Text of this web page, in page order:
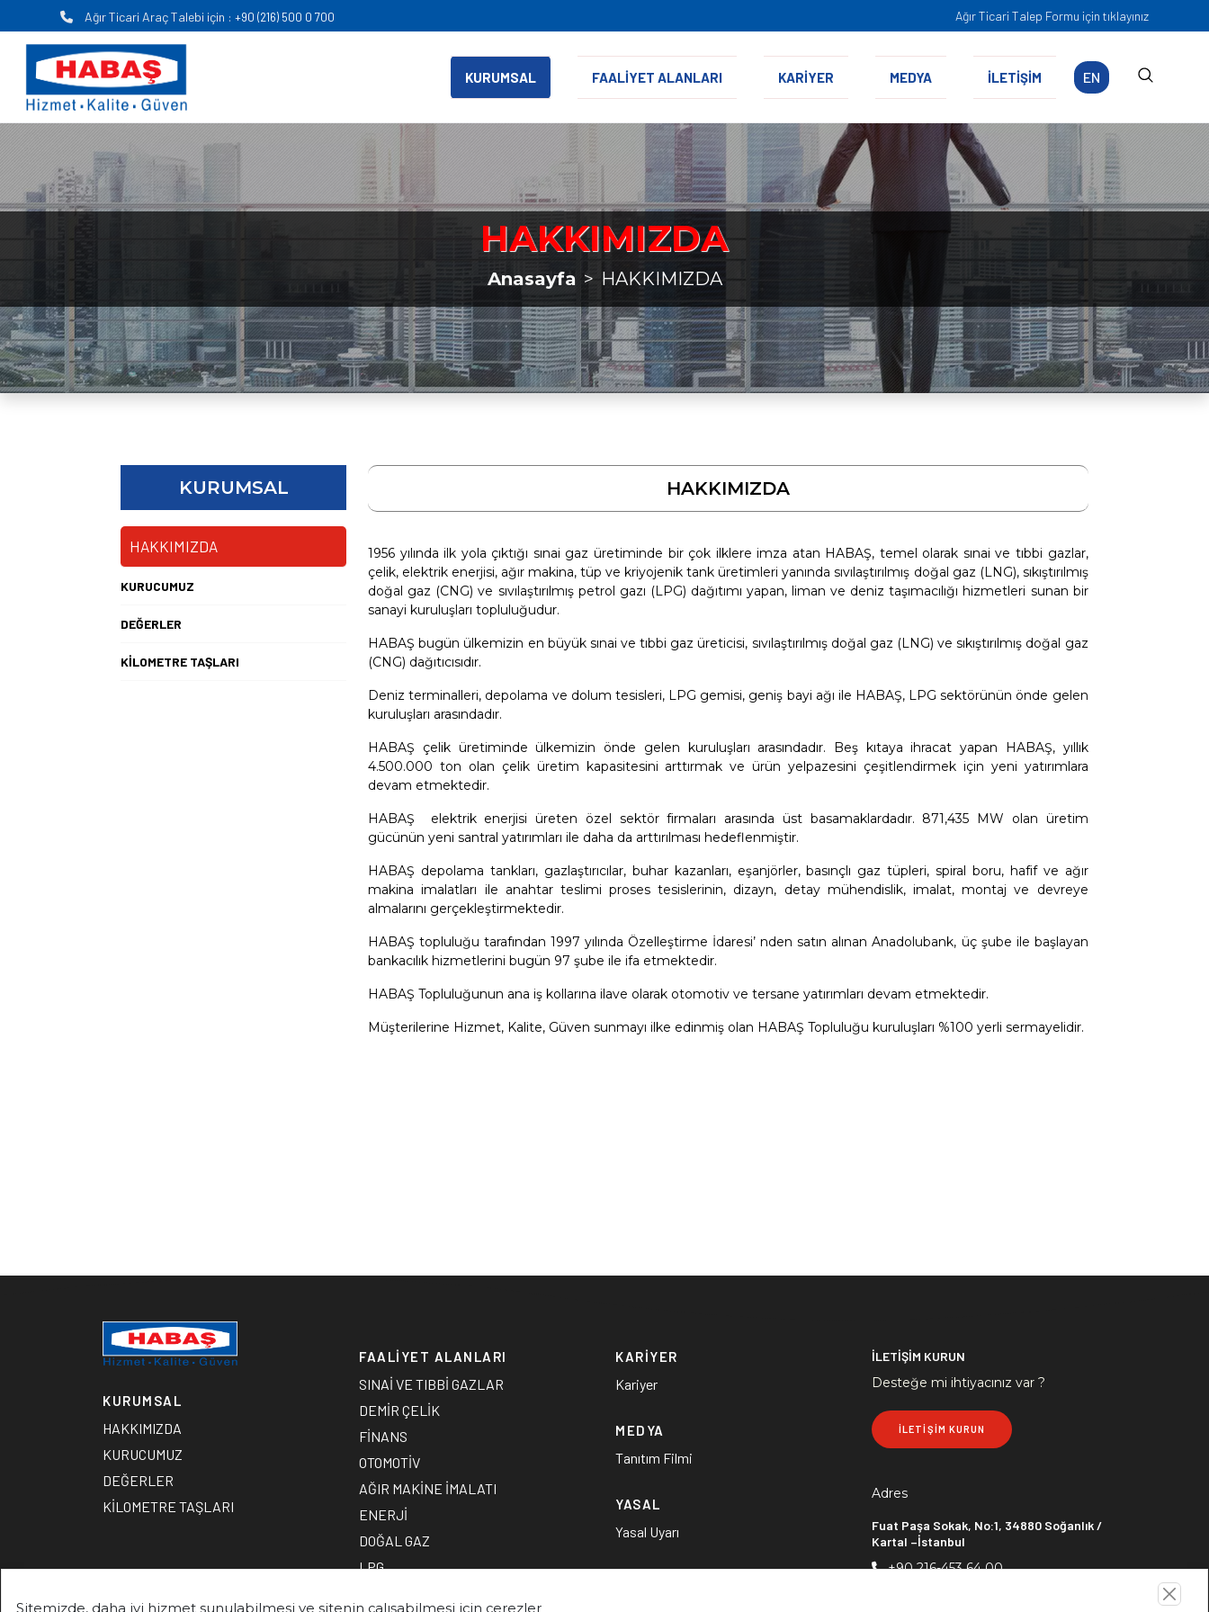
Ağır Ticari Araç Talebi için :+90 (216) 500 0 700 Ağır Ticari Talep Formu için tıklayınız
Sitemizde, daha iyi hizmet sunulabilmesi ve sitenin çalışabilmesi için çerezler
KURUMSAL FAALİYET ALANLARI KARİYER MEDYA İLETİŞİM EN
Anasayfa
KURUMSAL
FAALİYET ALANLARI
KARİYER
HAKKIMIZDA
Anasayfa HAKKIMIZDA
KURUMSAL
HAKKIMIZDA
KURUCUMUZ
DEĞERLER
KİLOMETRE TAŞLARI
HAKKIMIZDA
1956 yılında ilk yola çıktığı sınai gaz üretiminde bir çok ilklere imza atan HABAŞ, temel olarak sınai ve tıbbi gazlar,
çelik, elektrik enerjisi, ağır makina, tüp ve kriyojenik tank üretimleri yanında sıvılaştırılmış doğal gaz (LNG), sıkıştırılmış
doğal gaz (CNG) ve sıvılaştırılmış petrol gazı (LPG) dağıtımı yapan, liman ve deniz taşımacılığı hizmetleri sunan bir
sanayi kuruluşları topluluğudur.
HABAŞ bugün ülkemizin en büyük sınai ve tıbbi gaz üreticisi, sıvılaştırılmış doğal gaz (LNG) ve sıkıştırılmış doğal gaz
(CNG) dağıtıcısıdır.
Deniz terminalleri, depolama ve dolum tesisleri, LPG gemisi, geniş bayi ağı ile HABAŞ, LPG sektörünün önde gelen
kuruluşları arasındadır.
HABAŞ çelik üretiminde ülkemizin önde gelen kuruluşları arasındadır. Beş kıtaya ihracat yapan HABAŞ, yıllık
4.500.000 ton olan çelik üretim kapasitesini arttırmak ve ürün yelpazesini çeşitlendirmek için yeni yatırımlara
devam etmektedir.
HABAŞ elektrik enerjisi üreten özel sektör firmaları arasında üst basamaklardadır. 871,435 MW olan üretim
gücünün yeni santral yatırımları ile daha da arttırılması hedeflenmiştir.
HABAŞ depolama tankları, gazlaştırıcılar, buhar kazanları, eşanjörler, basınçlı gaz tüpleri, spiral boru, hafif ve ağır
makina imalatları ile anahtar teslimi proses tesislerinin, dizayn, detay mühendislik, imalat, montaj ve devreye
almalarını gerçekleştirmektedir.
HABAŞ topluluğu tarafından 1997 yılında Özelleştirme İdaresi’ nden satın alınan Anadolubank, üç şube ile başlayan
bankacılık hizmetlerini bugün 97 şube ile ifa etmektedir.
HABAŞ Topluluğunun ana iş kollarına ilave olarak otomotiv ve tersane yatırımları devam etmektedir.
Müşterilerine Hizmet, Kalite, Güven sunmayı ilke edinmiş olan HABAŞ Topluluğu kuruluşları %100 yerli sermayelidir.
KURUMSAL
HAKKIMIZDA
KURUCUMUZ
DEĞERLER
KİLOMETRE TAŞLARI
FAALİYET ALANLARI
SINAİ VE TIBBİ GAZLAR
DEMİR ÇELİK
FİNANS
OTOMOTİV
AĞIR MAKİNE İMALATI
ENERJİ
DOĞAL GAZ
LPG
KARİYER
Kariyer
MEDYA
Tanıtım Filmi
YASAL
Yasal Uyarı
İLETİŞİM KURUN
Desteğe mi ihtiyacınız var ?
İLETİŞİM KURUN
Adres
Fuat Paşa Sokak, No:1, 34880 Soğanlık /
Kartal –İstanbul
+90 216-453 64 00